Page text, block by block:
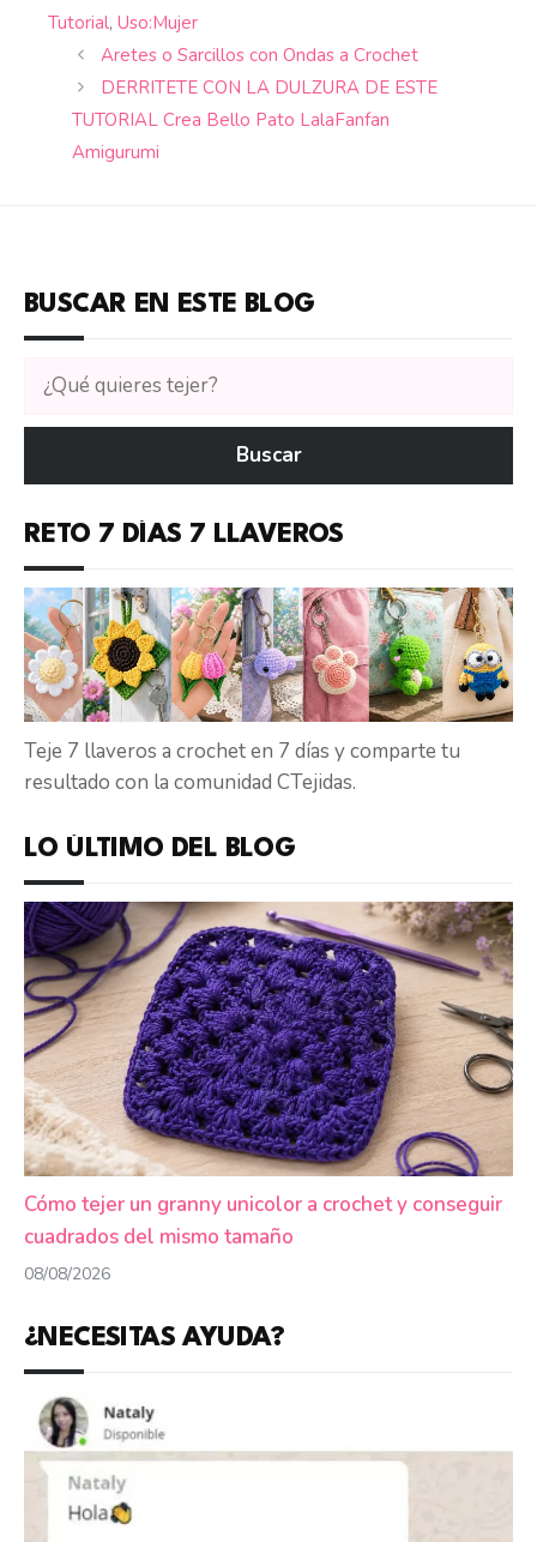
Tutorial, Uso:Mujer
Aretes o Sarcillos con Ondas a Crochet
DERRITETE CON LA DULZURA DE ESTE
TUTORIAL Crea Bello Pato LalaFanfan
Amigurumi
BUSCAR EN ESTE BLOG
Buscar
tutoriales
en
Buscar
RETO 7 DÍAS 7 LLAVEROS
Teje 7 llaveros a crochet en 7 días y comparte tu
resultado con la comunidad CTejidas.
LO ÚLTIMO DEL BLOG
Cómo tejer un granny unicolor a crochet y conseguir
cuadrados del mismo tamaño
08/08/2026
¿NECESITAS AYUDA?